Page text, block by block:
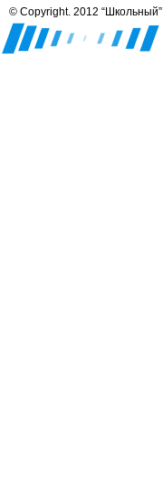
© Copyright. 2012 “Школьный”